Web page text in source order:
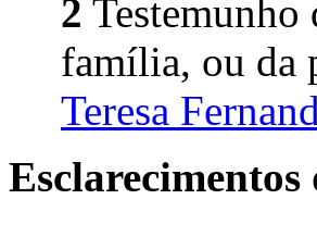
2
família, ou da
Teresa